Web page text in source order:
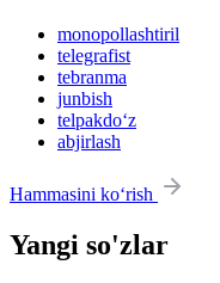
monopollashtiril
telegrafist
tebranma
junbish
telpakdo‘z
abjirlash
Hammasini ko‘rish
Yangi so'zlar